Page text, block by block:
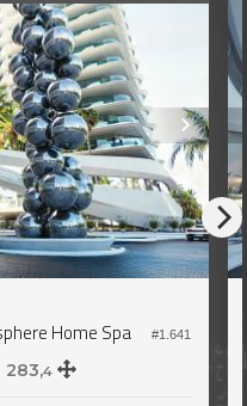
#1.641
Home Spa
283,4